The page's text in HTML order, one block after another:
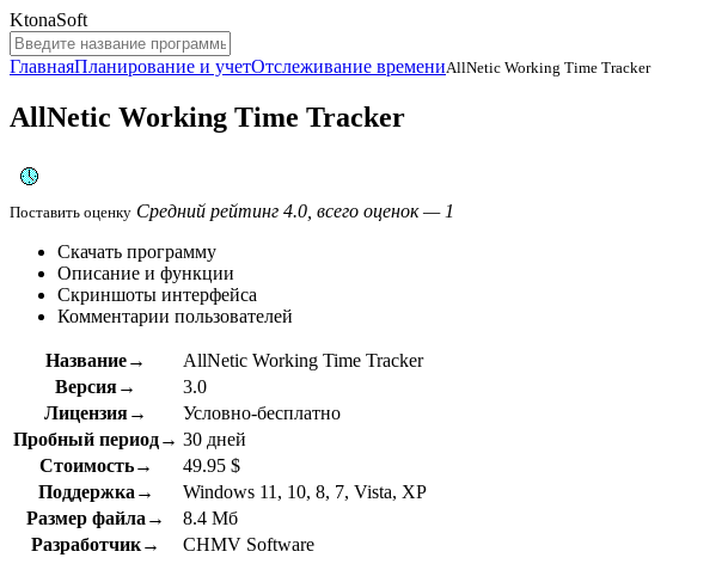
KtonaSoft
ГлавнаяПланирование и учетОтслеживание времениAllNetic Working Time Tracker
AllNetic Working Time Tracker
Поставить оценку Средний рейтинг 4.0, всего оценок — 1
Скачать программу
Описание и функции
Скриншоты интерфейса
Комментарии пользователей
Название→
AllNetic Working Time Tracker
Версия→
3.0
Лицензия→
Условно-бесплатно
Пробный период→ 30 дней
Стоимость→
49.95 $
Поддержка→
Windows 11, 10, 8, 7, Vista, XP
Размер файла→
8.4 Мб
Разработчик→
CHMV Software